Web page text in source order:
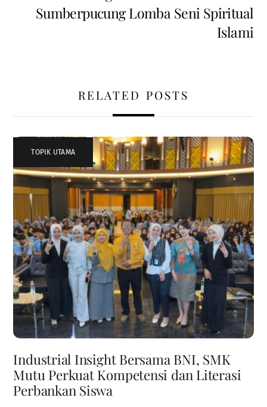
Sumberpucung Lomba Seni Spiritual
Islami
RELATED POSTS
TOPIK UTAMA
Industrial Insight Bersama BNI, SMK
Mutu Perkuat Kompetensi dan Literasi
Perbankan Siswa